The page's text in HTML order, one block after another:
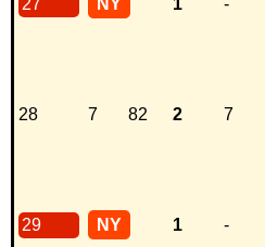
27 NY 1 -
28 7 82 2 7
29 NY 1 -